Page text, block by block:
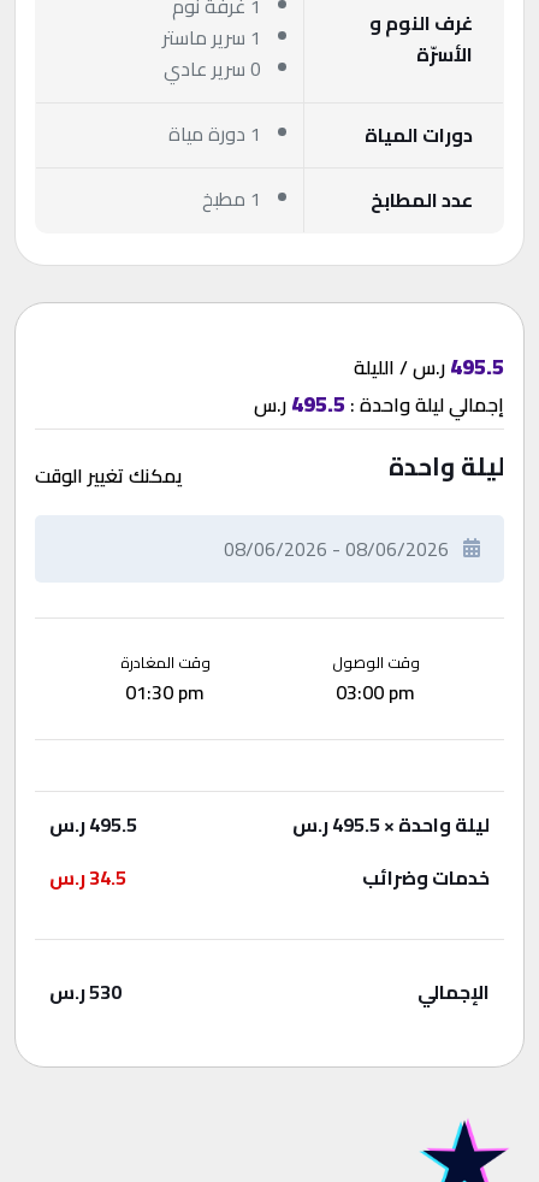
غرف النوم و
الأسرّة
1 سرير ماستر
0 سرير عادي
دورات المياة
1 دورة مياة
عدد المطابخ
1 مطبخ
495.5ر.س / الليلة
إجماليليلة واحدة:
495.5ر.س
ليلة واحدة يمكنك تغيير الوقت
وقت الوصول
03:00 pm
وقت المغادرة
01:30 pm
ليلة واحدة× 495.5 ر.س 495.5ر.س
خدمات وضرائب
34.5ر.س
الإجمالي 530ر.س